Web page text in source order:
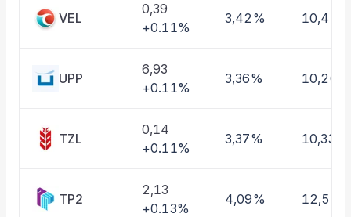
VEL
0,39
+0.11%
3,42% 10,42%
UPP
6,93
+0.11%
3,36% 10,20%
TZL
0,14
+0.11%
3,37% 10,33%
TP2
2,13
+0.13%
4,09% 12,52%